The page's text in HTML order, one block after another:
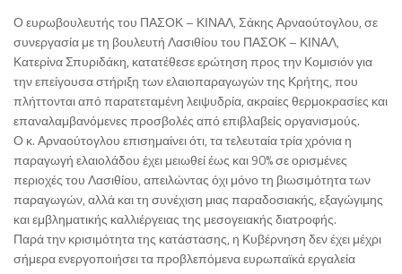
Ο ευρωβουλευτής του ΠΑΣΟΚ – ΚΙΝΑΛ, Σάκης Αρναούτογλου, σε
συνεργασία με τη βουλευτή Λασιθίου του ΠΑΣΟΚ – ΚΙΝΑΛ,
Κατερίνα Σπυριδάκη, κατατέθεσε ερώτηση προς την Κομισιόν για
την επείγουσα στήριξη των ελαιοπαραγωγών της Κρήτης, που
πλήττονται από παρατεταμένη λειψυδρία, ακραίες θερμοκρασίες και
επαναλαμβανόμενες προσβολές από επιβλαβείς οργανισμούς.
Ο κ. Αρναούτογλου επισημαίνει ότι, τα τελευταία τρία χρόνια η
παραγωγή ελαιολάδου έχει μειωθεί έως και 90% σε ορισμένες
περιοχές του Λασιθίου, απειλώντας όχι μόνο τη βιωσιμότητα των
παραγωγών, αλλά και τη συνέχιση μιας παραδοσιακής, εξαγώγιμης
και εμβληματικής καλλιέργειας της μεσογειακής διατροφής.
Παρά την κρισιμότητα της κατάστασης, η Κυβέρνηση δεν έχει μέχρι
σήμερα ενεργοποιήσει τα προβλεπόμενα ευρωπαϊκά εργαλεία